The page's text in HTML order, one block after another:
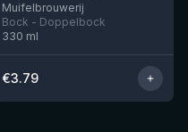
Muifelbrouwerij
Bock - Doppelbock
330 ml
€3.79